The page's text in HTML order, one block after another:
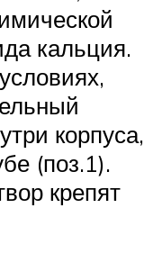
кальция.
корпуса,
(поз.1).
крепят